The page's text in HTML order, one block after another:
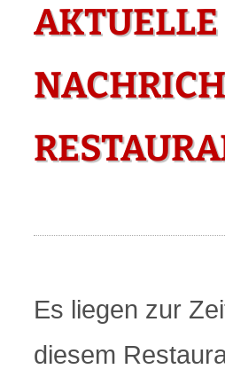
Es liegen zur
diesem